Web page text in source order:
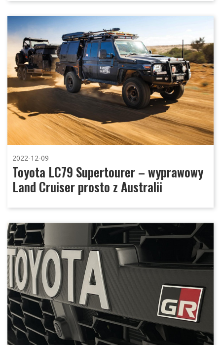
2022-12-09
Toyota LC79 Supertourer – wyprawowy
Land Cruiser prosto z Australii